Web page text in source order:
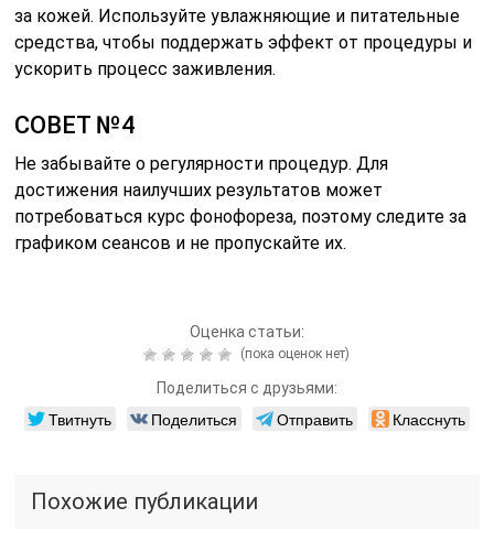
за кожей. Используйте увлажняющие и питательные
средства, чтобы поддержать эффект от процедуры и
ускорить процесс заживления.
СОВЕТ №4
Не забывайте о регулярности процедур. Для
достижения наилучших результатов может
потребоваться курс фонофореза, поэтому следите за
графиком сеансов и не пропускайте их.
Оценка статьи:
(пока оценок нет)
Поделиться с друзьями:
Твитнуть Поделиться Отправить Класснуть
Похожие публикации